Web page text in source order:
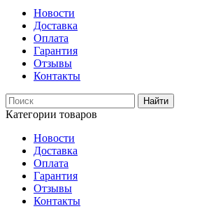
Новости
Доставка
Оплата
Гарантия
Отзывы
Контакты
Категории товаров
Новости
Доставка
Оплата
Гарантия
Отзывы
Контакты